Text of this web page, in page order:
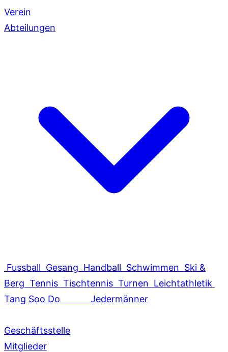
Verein
Abteilungen
Fussball Gesang Handball Schwimmen Ski &
Berg Tennis Tischtennis Turnen Leichtathletik
Tang Soo Do
Jedermänner
Geschäftsstelle
Mitglieder